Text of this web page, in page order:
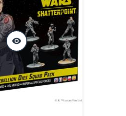
visibility